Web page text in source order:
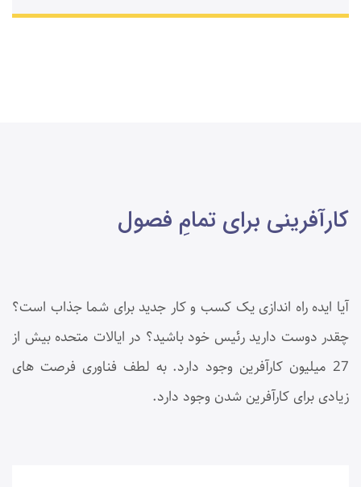
کارآفرینی برای تمامِ فصول
آیا ایده راه ­اندازی یک کسب و کار جدید برای شما جذاب است؟
چقدر دوست دارید رئیس خود باشید؟ در ایالات متحده بیش از
27 میلیون کارآفرین وجود دارد. به لطف فناوری فرصت­ های
زیادی برای کارآفرین­ شدن وجود دارد.